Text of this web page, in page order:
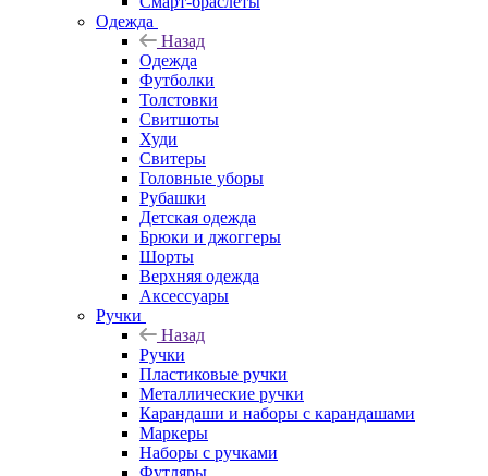
Одежда
Назад
Одежда
Футболки
Толстовки
Свитшоты
Худи
Свитеры
Головные уборы
Рубашки
Детская одежда
Брюки и джоггеры
Шорты
Верхняя одежда
Аксессуары
Ручки
Назад
Ручки
Пластиковые ручки
Металлические ручки
Карандаши и наборы с карандашами
Маркеры
Наборы с ручками
Футляры